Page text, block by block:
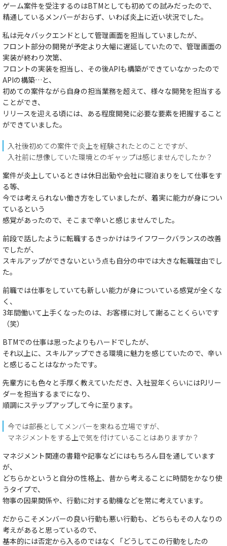
ゲーム案件を受注するのはBTMとしても初めての試みだったので、
精通しているメンバーがおらず、いわば炎上に近い状況でした。
私は元々バックエンドとして管理画面を担当していましたが、
フロント部分の開発が予定より大幅に遅延していたので、管理画面の
実装が終わり次第、
フロントの実装を担当し、その後APIも構築ができていなかったので
APIの構築…と、
初めての案件ながら自身の担当業務を超えて、様々な開発を担当する
ことができ、
リリースを迎える頃には、ある程度開発に必要な要素を把握すること
ができていました。
入社後初めての案件で炎上を経験されたとのことですが、
入社前に想像していた環境とのギャップは感じませんでしたか？
案件が炎上しているときは休日出勤や会社に寝泊まりをして仕事をす
る等、
今では考えられない働き方をしていましたが、着実に能力が身につい
ているという
感覚があったので、そこまで辛いと感じませんでした。
前段で話したように転職するきっかけはライフワークバランスの改善
でしたが、
スキルアップができないという点も自分の中では大きな転職理由でし
た。
前職では仕事をしていても新しい能力が身についている感覚が全くな
く、
3年間働いて上手くなったのは、お客様に対して謝ることくらいです
（笑）
BTMでの仕事は思ったよりもハードでしたが、
それ以上に、スキルアップできる環境に魅力を感じていたので、辛い
と感じることはなかったです。
先輩方にも色々と手厚く教えていただき、入社翌年くらいにはPJリー
ダーを担当するまでになり、
順調にステップアップして今に至ります。
今では部長としてメンバーを束ねる立場ですが、
マネジメントをする上で気を付けていることはありますか？
マネジメント関連の書籍や記事などにはもちろん目を通しています
が、
どちらかというと自分の性格上、昔から考えることに時間をかなり使
うタイプで、
物事の因果関係や、行動に対する動機などを常に考えています。
だからこそメンバーの良い行動も悪い行動も、どちらもその人なりの
考えがあると思っているので、
基本的には否定から入るのではなく「どうしてこの行動をしたの